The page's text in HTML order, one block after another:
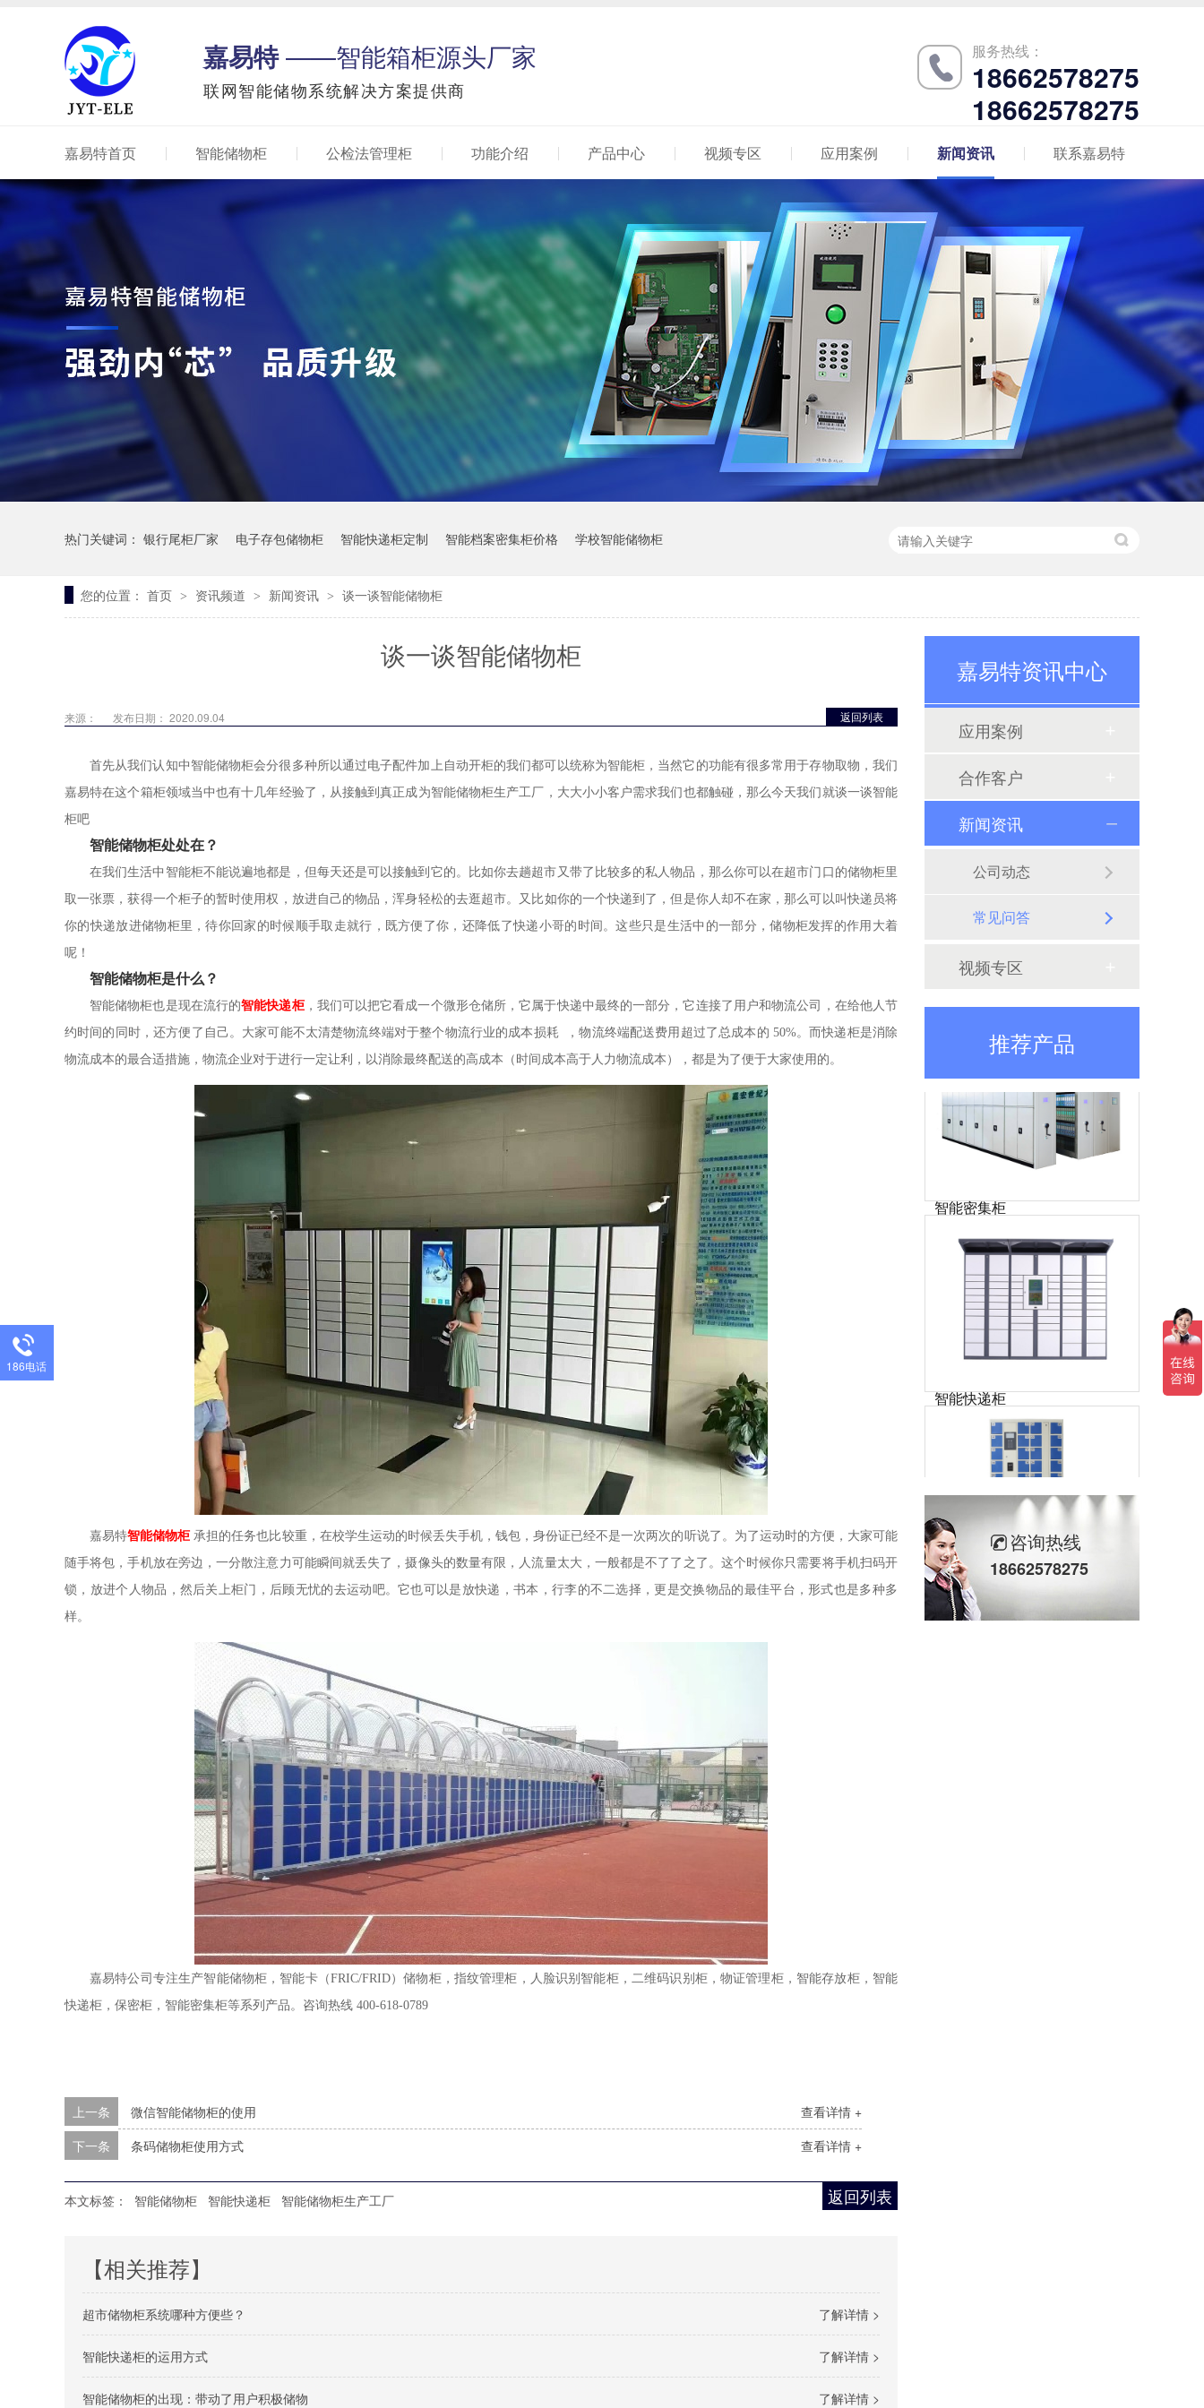
嘉易特——智能箱柜源头厂家
联网智能储物系统解决方案提供商
服务热线：
18662578275
18662578275
嘉易特首页 智能储物柜 公检法管理柜 功能介绍 产品中心 视频专区 应用案例 新闻资讯 联系嘉易特
热门关键词： 银行尾柜厂家 电子存包储物柜 智能快递柜定制 智能档案密集柜价格 学校智能储物柜
您的位置： 首页 > 资讯频道 > 新闻资讯 > 谈一谈智能储物柜
谈一谈智能储物柜
返回列表
来源： 发布日期： 2020.09.04
首先从我们认知中智能储物柜会分很多种所以通过电子配件加上自动开柜的我们都可以统称为智能柜，当然它的功能有很多常用于存物取物，我们
嘉易特在这个箱柜领域当中也有十几年经验了，从接触到真正成为智能储物柜生产工厂，大大小小客户需求我们也都触碰，那么今天我们就谈一谈智能
柜吧
智能储物柜处处在？
在我们生活中智能柜不能说遍地都是，但每天还是可以接触到它的。比如你去趟超市又带了比较多的私人物品，那么你可以在超市门口的储物柜里
取一张票，获得一个柜子的暂时使用权，放进自己的物品，浑身轻松的去逛超市。又比如你的一个快递到了，但是你人却不在家，那么可以叫快递员将
你的快递放进储物柜里，待你回家的时候顺手取走就行，既方便了你，还降低了快递小哥的时间。这些只是生活中的一部分，储物柜发挥的作用大着
呢！
智能储物柜是什么？
智能储物柜也是现在流行的智能快递柜，我们可以把它看成一个微形仓储所，它属于快递中最终的一部分，它连接了用户和物流公司，在给他人节
约时间的同时，还方便了自己。大家可能不太清楚物流终端对于整个物流行业的成本损耗
，物流终端配送费用超过了总成本的 50%。而快递柜是消除
物流成本的最合适措施，物流企业对于进行一定让利，以消除最终配送的高成本（时间成本高于人力物流成本），都是为了便于大家使用的。
嘉易特智能储物柜 承担的任务也比较重，在校学生运动的时候丢失手机，钱包，身份证已经不是一次两次的听说了。为了运动时的方便，大家可能
随手将包，手机放在旁边，一分散注意力可能瞬间就丢失了，摄像头的数量有限，人流量太大，一般都是不了了之了。这个时候你只需要将手机扫码开
锁，放进个人物品，然后关上柜门，后顾无忧的去运动吧。它也可以是放快递，书本，行李的不二选择，更是交换物品的最佳平台，形式也是多种多
样。
嘉易特公司专注生产智能储物柜，智能卡（FRIC/FRID）储物柜，指纹管理柜，人脸识别智能柜，二维码识别柜，物证管理柜，智能存放柜，智能
快递柜，保密柜，智能密集柜等系列产品。咨询热线 400-618-0789
查看详情 +
上一条
微信智能储物柜的使用
查看详情 +
下一条 条码储物柜使用方式
返回列表
本文标签： 智能储物柜 智能快递柜 智能储物柜生产工厂
【相关推荐】
了解详情 >
超市储物柜系统哪种方便些？
了解详情 >
智能快递柜的运用方式
了解详情 >
智能储物柜的出现：带动了用户积极储物
嘉易特资讯中心
应用案例
合作客户
新闻资讯
公司动态
常见问答
视频专区
推荐产品
智能手机柜
智能手机柜又称手机管理柜（手机充电柜），通常用在工厂员工存放手机使用，内部可安装充电接口，方便、安全，手机开柜可通过人脸、指纹、刷卡、还可集中性联网管理，一人一柜，柜体也可定制化。
本产品由电动控制、驱动模块和机械传动三部分组成，并且有独立的运行环境。密集架列与列之间为有线通讯系统；密集架与主控系统之间为有线双向通讯系统。驱动模块包括：密集架单片机控制单元及显示装置。机械传动部分主要包括：动力系统、以及附加应急手动操作装置。
智能快递柜通过运用金属结构、工业触摸屏、扫描模块、网络连接、盲文金属键盘、电控锁和管理软件等技术，保证快件的安全投递和收取。可应用小区、商场、超市、企业单位、工厂、机场、地铁站、汽车站、旅游景点等场所。
智能手机柜
咨询热线
18662578275
186电话